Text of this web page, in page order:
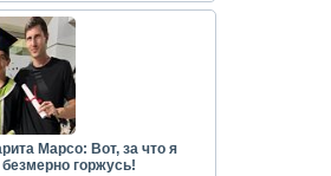
Марсо: Вот, за что я
безмерно горжусь!